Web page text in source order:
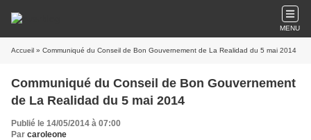
MENU
Accueil » Communiqué du Conseil de Bon Gouvernement de La Realidad du 5 mai 2014
Communiqué du Conseil de Bon Gouvernement
de La Realidad du 5 mai 2014
Publié le 14/05/2014 à 07:00
Par caroleone